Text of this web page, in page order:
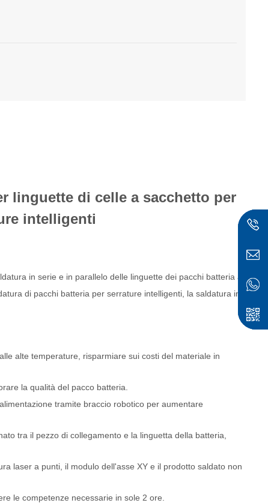
linguette di celle a sacchetto per
intelligenti
in serie e in parallelo delle linguette dei pacchi batteria ai
di pacchi batteria per serrature intelligenti, la saldatura in
alte temperature, risparmiare sui costi del materiale in
la qualità del pacco batteria.
tramite braccio robotico per aumentare
tra il pezzo di collegamento e la linguetta della batteria,
laser a punti, il modulo dell'asse XY e il prodotto saldato non
le competenze necessarie in sole 2 ore.